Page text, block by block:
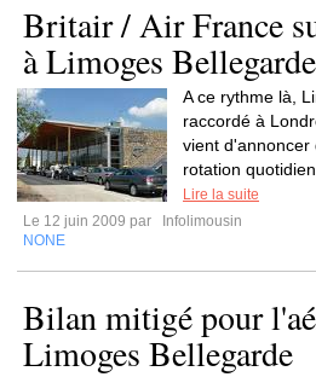
Britair / Air France
à Limoges Bellegarde
A ce rythme là,
raccordé à
vient d'annoncer
rotation
Lire la suite
Le 12 juin 2009 par
Infolimousin
NONE
Bilan mitigé pour
Limoges Bellegarde